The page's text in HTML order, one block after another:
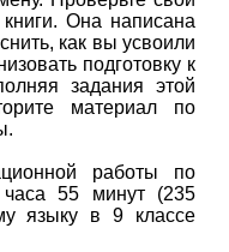
Она написана
как вы усвоили
подготовку к
задания этой
материал по
работы по
55 минут (235
языку в 9 классе